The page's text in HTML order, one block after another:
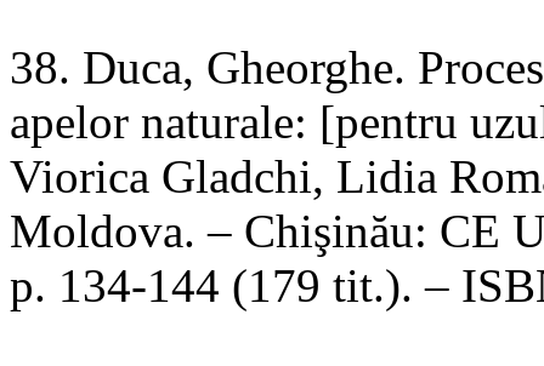
38. Duca, Gheorghe.
apelor naturale: [pentru
Viorica Gladchi, Lidia
Moldova. – Chişinău: CE
p. 134-144 (179 tit.). –